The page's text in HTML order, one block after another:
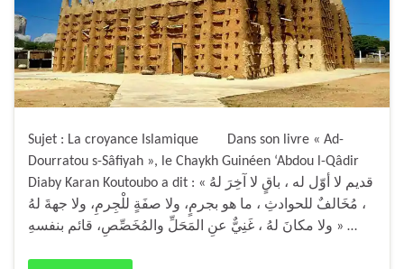
Sujet : La croyance Islamique Dans son livre « Ad-
Dourratou s-Sâfiyah », le Chaykh Guinéen ‘Abdou l-Qâdir
Diaby Karan Koutoubo a dit : « قديم لا أوّل له ، باقٍ لا آخِرَ لهُ
، مُخَالفٌ للحوادثِ ، ما هو بجرمٍ، ولا صفَةٍ للْجِرمِ، ولا جهةَ لهُ
ولا مكانَ لهُ ، غَنِيٌّ عنِ المَحَلِّ والمُخَصِّصِ، قائم بنفسهِ » …